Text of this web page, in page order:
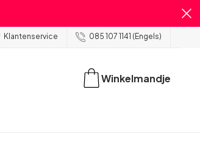
Klantenservice 085 107 1141 (Engels)
Winkelmandje